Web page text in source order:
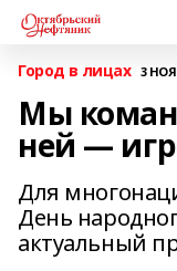
Город в лицах 3
Мы
ней —
Для
День
актуальный